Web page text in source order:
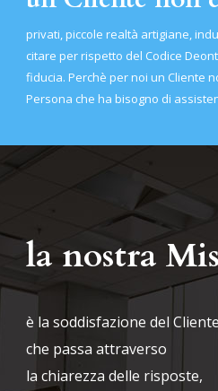
privati, piccole realtà artigiane,
citare per rispetto del Codice
fiducia. Perchè per noi un Cliente
Persona che ha bisogno di
la nostra
è la soddisfazione del
che passa attraverso
la chiarezza delle risposte,